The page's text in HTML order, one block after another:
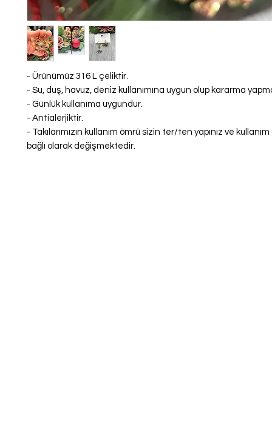
- Ürünümüz 316 L çeliktir.
- Su, duş, havuz, deniz kullanımına uygun olup kararma
- Günlük kullanıma uygundur.
- Antialerjiktir.
- Takılarımızın kullanım ömrü sizin ter/ten yapınız ve
bağlı olarak değişmektedir.